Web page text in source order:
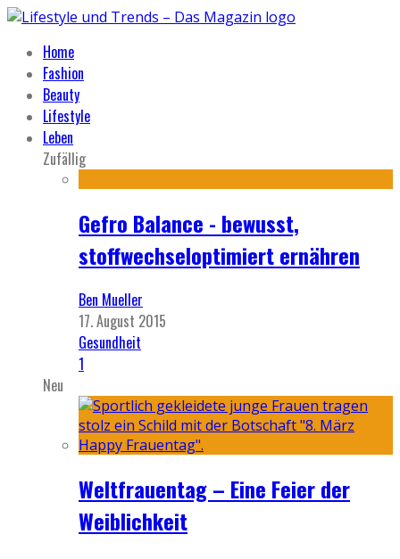
Home
Fashion
Beauty
Lifestyle
Leben
Zufällig
Gefro Balance - bewusst,
stoffwechseloptimiert ernähren
Ben Mueller
17. August 2015
Gesundheit
1
Neu
Weltfrauentag – Eine Feier der
Weiblichkeit